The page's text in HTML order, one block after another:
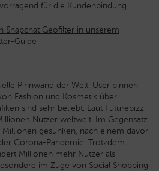
für die Kundenbindung.
Snapchat Geofilter in unserem
Guide
Pinnwand der Welt. User pinnen
Fashion und Kosmetik über
sind sehr beliebt. Laut Futurebizz
Nutzer weltweit. Im Gegensatz
gesunken, nach einem davor
Corona-Pandemie. Trotzdem:
Millionen mehr Nutzer als
im Zuge von Social Shopping